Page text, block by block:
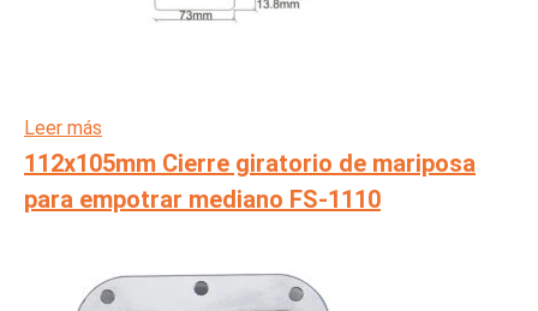
Leer más
112x105mm Cierre giratorio de mariposa
para empotrar mediano FS-1110